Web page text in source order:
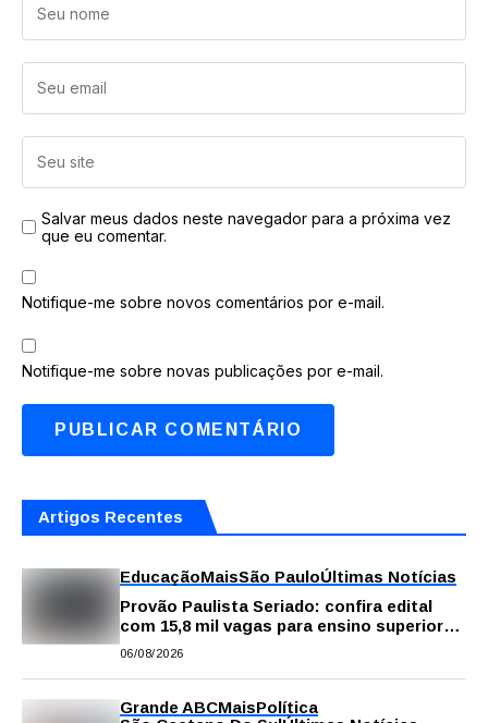
Salvar meus dados neste navegador para a próxima vez
que eu comentar.
Notifique-me sobre novos comentários por e-mail.
Notifique-me sobre novas publicações por e-mail.
Artigos Recentes
EducaçãoMaisSão PauloÚltimas Notícias
Provão Paulista Seriado: confira edital
com 15,8 mil vagas para ensino superior
público
06/08/2026
Grande ABCMaisPolítica